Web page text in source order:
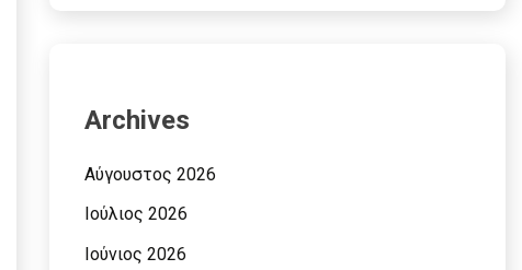
Archives
Αύγουστος 2026
Ιούλιος 2026
Ιούνιος 2026